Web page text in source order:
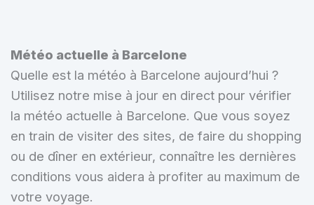
Météo actuelle à Barcelone
Quelle est la météo à Barcelone aujourd’hui ?
Utilisez notre mise à jour en direct pour vérifier
la météo actuelle à Barcelone. Que vous soyez
en train de visiter des sites, de faire du shopping
ou de dîner en extérieur, connaître les dernières
conditions vous aidera à profiter au maximum de
votre voyage.